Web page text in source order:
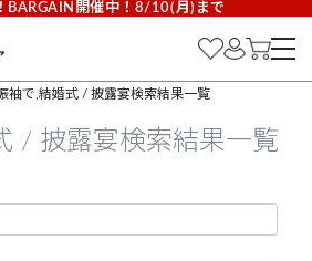
BARGAIN開催中！8/10(月)まで
袖で,結婚式 / 披露宴検索結果一覧
/ 披露宴検索結果一覧